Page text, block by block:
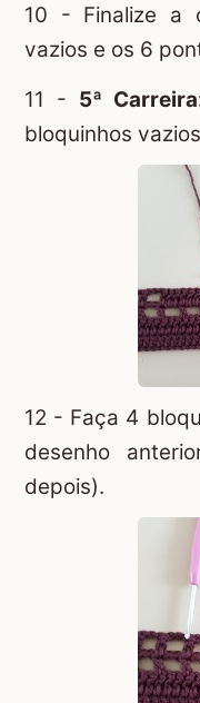
10 - Finalize a
vazios e os 6
11 - 5ª
bloquinhos
12 - Faça 4
desenho
depois).